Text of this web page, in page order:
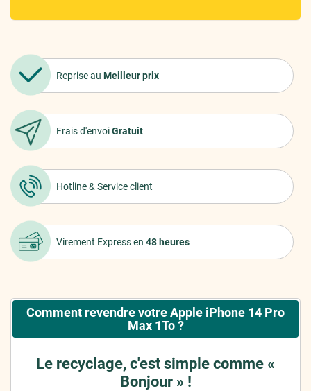
Reprise au Meilleur prix
Frais d'envoiGratuit
Hotline & Service client
Virement Expressen 48 heures
Comment revendre votre Apple iPhone 14 Pro
Max 1To ?
Le recyclage, c'est simple comme «
Bonjour » !